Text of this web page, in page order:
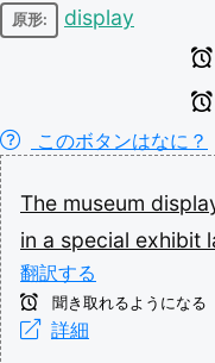
原形: display
このボタンはなに？
The museum
in a special exhibit
翻訳する
聞き取れるようになる
詳細